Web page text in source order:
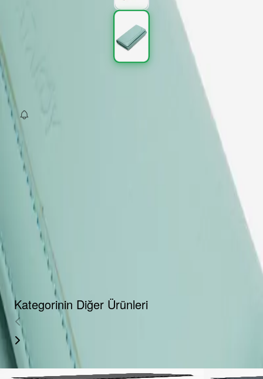
Fırsat Kombini Componenti Buraya Gelecek
ÜRÜN HAKKINDA
TAKSIT SEÇENEKLERI
YORUMLAR
AKSESUARLAR
Kategorinin Diğer Ürünleri